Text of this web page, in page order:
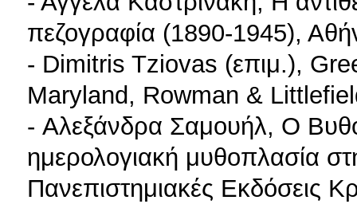
πεζογραφία (1890-1945),
- Dimitris Tziovas (επιμ.),
Maryland, Rowman &
- Αλεξάνδρα Σαμουήλ, Ο
ημερολογιακή μυθοπλασία
Πανεπιστημιακές Εκδόσεις